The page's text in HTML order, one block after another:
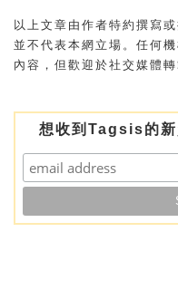
以上文章由作者特約撰寫
並不代表本網立場。任何
內容，但歡迎於社交媒體轉
想收到Tagsis的